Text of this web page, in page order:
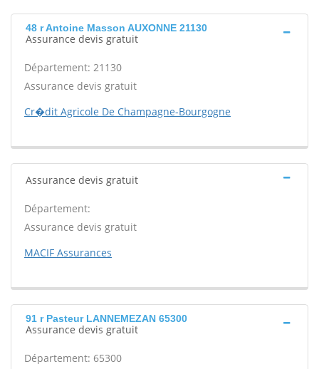
48 r Antoine Masson AUXONNE 21130
Assurance devis gratuit
Département: 21130
Assurance devis gratuit
Cr�dit Agricole De Champagne-Bourgogne
Assurance devis gratuit
Département:
Assurance devis gratuit
MACIF Assurances
91 r Pasteur LANNEMEZAN 65300
Assurance devis gratuit
Département: 65300